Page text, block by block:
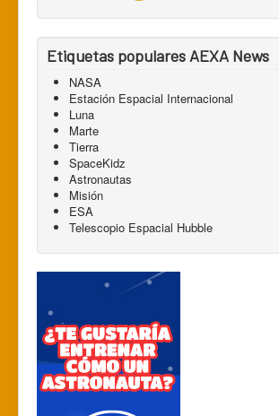
Etiquetas populares AEXA News
NASA
Estación Espacial Internacional
Luna
Marte
Tierra
SpaceKidz
Astronautas
Misión
ESA
Telescopio Espacial Hubble